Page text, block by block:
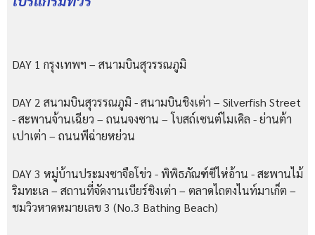
DAY 1 กรุงเทพฯ – สนามบินสุวรรณภูมิ
DAY 2 สนามบินสุวรรณภูมิ - สนามบินชิงเต่า – Silverfish Street
- สะพานจ้านเฉียว – ถนนจงซาน – โบสถ์เซนต์ไมเคิล - ย่านต้า
เปาเต่า – ถนนพีฉ่ายหย่วน
DAY 3 หมู่บ้านประมงซาจือโข่ว - พิพิธภัณฑ์ซีไห่อ้าน - สะพานไม้
ริมทะเล – สถานที่จัดงานเบียร์ชิงเต่า – ตลาดไถตงไนท์มาเก็ต –
ชมวิวหาดหมายเลข 3 (No.3 Bathing Beach)